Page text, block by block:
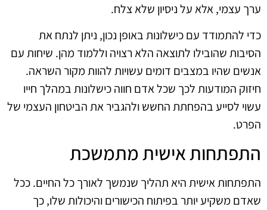
ערך עצמי, אלא על ניסיון שלא צלח.
כדי להתמודד עם כישלונות באופן נכון, ניתן לנתח את
הסיבות שהובילו לתוצאה הלא רצויה וללמוד מהן. שיחות עם
אנשים שהיו במצבים דומים עשויות להוות מקור השראה.
חיזוק המודעות לכך שכל אדם חווה כישלונות במהלך חייו
עשוי לסייע בהפחתת החשש ולהגביר את הביטחון העצמי של
הפרט.
התפתחות אישית מתמשכת
התפתחות אישית היא תהליך שנמשך לאורך כל החיים. ככל
שאדם משקיע יותר בפיתוח הכישורים והיכולות שלו, כך